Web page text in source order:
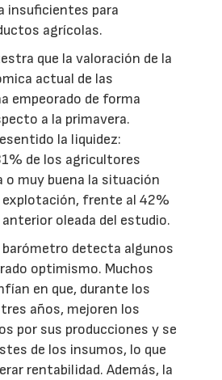
insuficientes para
agrícolas.
que la valoración de la
actual de las
empeorado de forma
a la primavera.
la liquidez:
de los agricultores
o muy buena la situación
explotación, frente al 42%
oleada del estudio.
detecta algunos
optimismo. Muchos
en que, durante los
años, mejoren los
por sus producciones y se
de los insumos, lo que
rentabilidad. Además, la